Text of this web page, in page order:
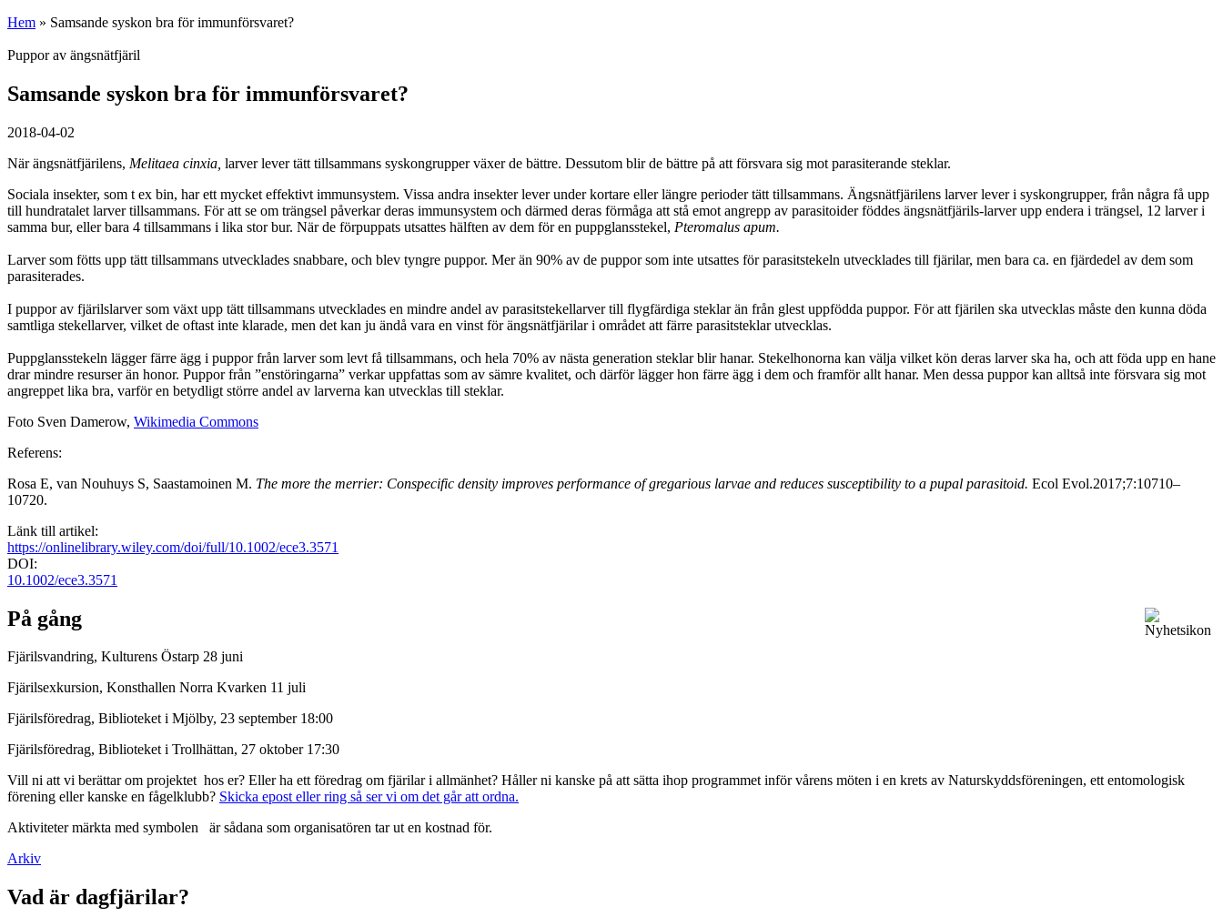
Hem » Samsande syskon bra för immunförsvaret?
Puppor av ängsnätfjäril
Samsande syskon bra för immunförsvaret?
2018-04-02
När ängsnätfjärilens, Melitaea cinxia, larver lever tätt tillsammans syskongrupper växer de bättre. Dessutom blir de bättre på att försvara sig mot parasiterande steklar.
Sociala insekter, som t ex bin, har ett mycket effektivt immunsystem. Vissa andra insekter lever under kortare eller längre perioder tätt tillsammans. Ängsnätfjärilens larver lever i syskongrupper, från några få upp
till hundratalet larver tillsammans. För att se om trängsel påverkar deras immunsystem och därmed deras förmåga att stå emot angrepp av parasitoider föddes ängsnätfjärils-larver upp endera i trängsel, 12 larver i
samma bur, eller bara 4 tillsammans i lika stor bur. När de förpuppats utsattes hälften av dem för en puppglansstekel, Pteromalus apum.
Larver som fötts upp tätt tillsammans utvecklades snabbare, och blev tyngre puppor. Mer än 90% av de puppor som inte utsattes för parasitstekeln utvecklades till fjärilar, men bara ca. en fjärdedel av dem som
parasiterades.
I puppor av fjärilslarver som växt upp tätt tillsammans utvecklades en mindre andel av parasitstekellarver till flygfärdiga steklar än från glest uppfödda puppor. För att fjärilen ska utvecklas måste den kunna döda
samtliga stekellarver, vilket de oftast inte klarade, men det kan ju ändå vara en vinst för ängsnätfjärilar i området att färre parasitsteklar utvecklas.
Puppglansstekeln lägger färre ägg i puppor från larver som levt få tillsammans, och hela 70% av nästa generation steklar blir hanar. Stekelhonorna kan välja vilket kön deras larver ska ha, och att föda upp en hane
drar mindre resurser än honor. Puppor från ”enstöringarna” verkar uppfattas som av sämre kvalitet, och därför lägger hon färre ägg i dem och framför allt hanar. Men dessa puppor kan alltså inte försvara sig mot
angreppet lika bra, varför en betydligt större andel av larverna kan utvecklas till steklar.
Foto Sven Damerow, Wikimedia Commons
Referens:
Rosa E, van Nouhuys S, Saastamoinen M. The more the merrier: Conspecific density improves performance of gregarious larvae and reduces susceptibility to a pupal parasitoid. Ecol Evol.2017;7:10710–
10720.
Länk till artikel:
https://onlinelibrary.wiley.com/doi/full/10.1002/ece3.3571
DOI:
10.1002/ece3.3571
På gång
Fjärilsvandring, Kulturens Östarp 28 juni
Fjärilsexkursion, Konsthallen Norra Kvarken 11 juli
Fjärilsföredrag, Biblioteket i Mjölby, 23 september 18:00
Fjärilsföredrag, Biblioteket i Trollhättan, 27 oktober 17:30
Vill ni att vi berättar om projektet hos er? Eller ha ett föredrag om fjärilar i allmänhet? Håller ni kanske på att sätta ihop programmet inför vårens möten i en krets av Naturskyddsföreningen, ett entomologisk
förening eller kanske en fågelklubb? Skicka epost eller ring så ser vi om det går att ordna.
Aktiviteter märkta med symbolen
är sådana som organisatören tar ut en kostnad för.
Arkiv
Vad är dagfjärilar?